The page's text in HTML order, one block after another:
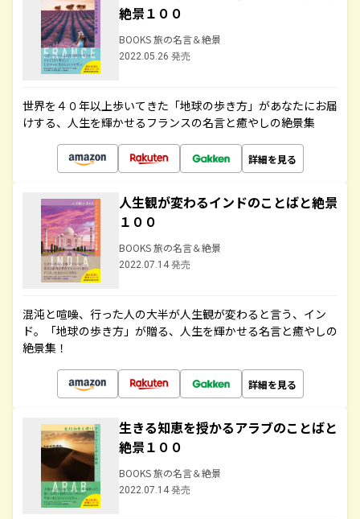
絶景１００
BOOKS 旅の名言＆絶景
2022.05.26 発売
世界を４０年以上歩いてきた「地球の歩き方」があなたにお届
けする、人生を輝かせるフランスの名言と癒やしの絶景集
詳細を見る
人生観が変わるインドのことばと絶景
１００
BOOKS 旅の名言＆絶景
2022.07.14 発売
混沌と喧噪、行った人の大半が人生観が変わると言う、イン
ド。「地球の歩き方」が贈る、人生を輝かせる名言と癒やしの
絶景集！
詳細を見る
生きる知恵を授かるアラブのことばと
絶景１００
BOOKS 旅の名言＆絶景
2022.07.14 発売